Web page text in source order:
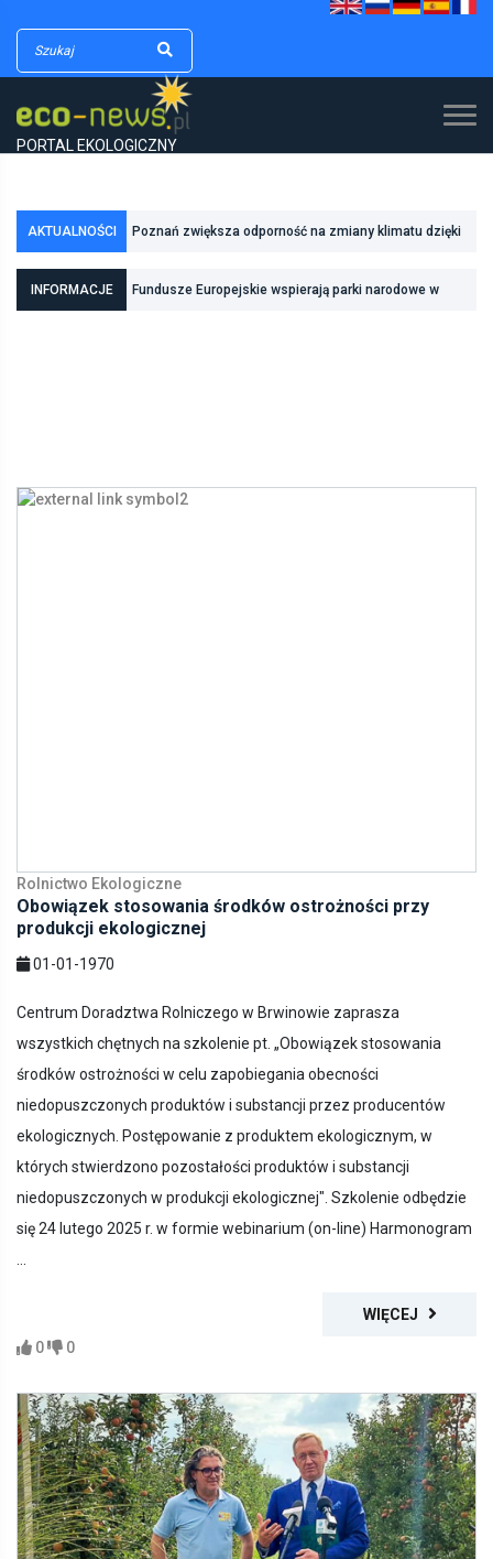
PORTAL EKOLOGICZNY
AKTUALNOŚCI Poznań zwiększa odporność na zmiany klimatu dzięki
INFORMACJE
Fundusze Europejskie wspierają parki narodowe w
Rolnictwo Ekologiczne
Obowiązek stosowania środków ostrożności przy
produkcji ekologicznej
01-01-1970
Centrum Doradztwa Rolniczego w Brwinowie zaprasza
wszystkich chętnych na szkolenie pt. „Obowiązek stosowania
środków ostrożności w celu zapobiegania obecności
niedopuszczonych produktów i substancji przez producentów
ekologicznych. Postępowanie z produktem ekologicznym, w
których stwierdzono pozostałości produktów i substancji
niedopuszczonych w produkcji ekologicznej". Szkolenie odbędzie
się 24 lutego 2025 r. w formie webinarium (on-line) Harmonogram
WIĘCEJ
0
0